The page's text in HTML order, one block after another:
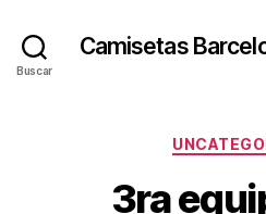
Buscar
Camisetas
3ra